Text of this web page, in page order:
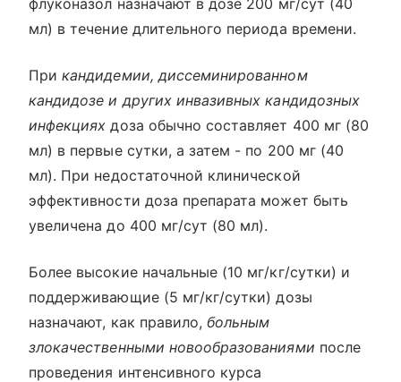
флуконазол назначают в дозе 200 мг/сут (40
мл) в течение длительного периода времени.
Прикандидемии, диссеминированном
кандидозе и других инвазивных кандидозных
инфекциях доза обычно составляет 400 мг (80
мл) в первые сутки, а затем - по 200 мг (40
мл). При недостаточной клинической
эффективности доза препарата может быть
увеличена до 400 мг/сут (80 мл).
Более высокие начальные (10 мг/кг/сутки) и
поддерживающие (5 мг/кг/сутки) дозы
назначают, как правило,больным
злокачественными новообразованиями после
проведения интенсивного курса